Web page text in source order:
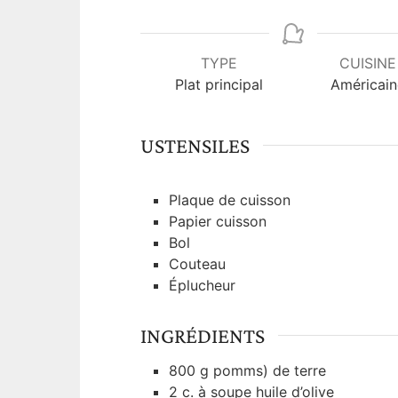
n
t
e
TYPE
Plat principal
CUISINE
USTENSILES
Plaque de cuisson
Papier cuisson
Bol
Couteau
Éplucheur
INGRÉDIENTS
800 g pomms) de terre
2 c. à soupe huile d’olive